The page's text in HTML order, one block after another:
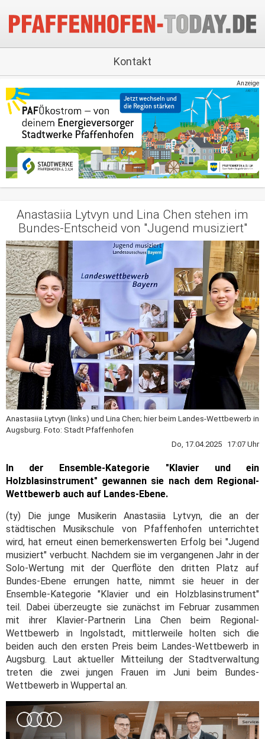
Kontakt
Anzeige
Anastasiia Lytvyn und Lina Chen stehen im
Bundes-Entscheid von "Jugend musiziert"
Anastasiia Lytvyn (links) und Lina Chen; hier beim Landes-Wettbewerb in
Augsburg. Foto: Stadt Pfaffenhofen
Do, 17.04.2025 17:07 Uhr
In der Ensemble-Kategorie "Klavier und ein
Holzblasinstrument" gewannen sie nach dem Regional-
Wettbewerb auch auf Landes-Ebene.
(ty) Die junge Musikerin Anastasiia Lytvyn, die an der
städtischen Musikschule von Pfaffenhofen unterrichtet
wird, hat erneut einen bemerkenswerten Erfolg bei "Jugend
musiziert" verbucht. Nachdem sie im vergangenen Jahr in der
Solo-Wertung mit der Querflöte den dritten Platz auf
Bundes-Ebene errungen hatte, nimmt sie heuer in der
Ensemble-Kategorie "Klavier und ein Holzblasinstrument"
teil. Dabei überzeugte sie zunächst im Februar zusammen
mit ihrer Klavier-Partnerin Lina Chen beim Regional-
Wettbewerb in Ingolstadt, mittlerweile holten sich die
beiden auch den ersten Preis beim Landes-Wettbewerb in
Augsburg. Laut aktueller Mitteilung der Stadtverwaltung
treten die zwei jungen Frauen im Juni beim Bundes-
Wettbewerb in Wuppertal an.